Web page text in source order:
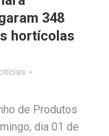
348
hortícolas
de Produtos
dia 01 de